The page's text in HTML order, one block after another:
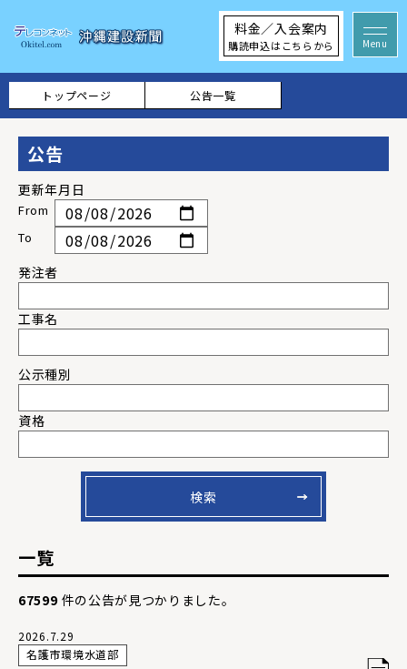
料金／入会案内
購読申込はこちらから
トップページ 公告一覧
公告
更新年月日
発注者
工事名
公示種別
資格
検索
一覧
67599 件の公告が見つかりました。
2026.7.29
名護市環境水道部